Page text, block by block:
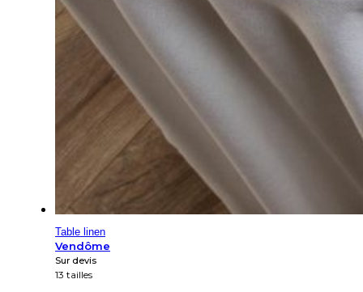
Table linen
Vendôme
Sur devis
13 tailles